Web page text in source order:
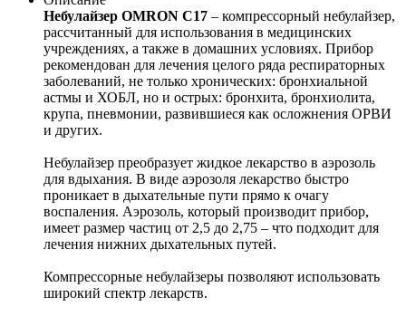
Небулайзер OMRON C17 – компрессорный небулайзер,
рассчитанный для использования в медицинских
учреждениях, а также в домашних условиях. Прибор
рекомендован для лечения целого ряда респираторных
заболеваний, не только хронических: бронхиальной
астмы и ХОБЛ, но и острых: бронхита, бронхиолита,
крупа, пневмонии, развившиеся как осложнения ОРВИ
и других.
Небулайзер преобразует жидкое лекарство в аэрозоль
для вдыхания. В виде аэрозоля лекарство быстро
проникает в дыхательные пути прямо к очагу
воспаления. Аэрозоль, который производит прибор,
имеет размер частиц от 2,5 до 2,75 – что подходит для
лечения нижних дыхательных путей.
Компрессорные небулайзеры позволяют использовать
широкий спектр лекарств.